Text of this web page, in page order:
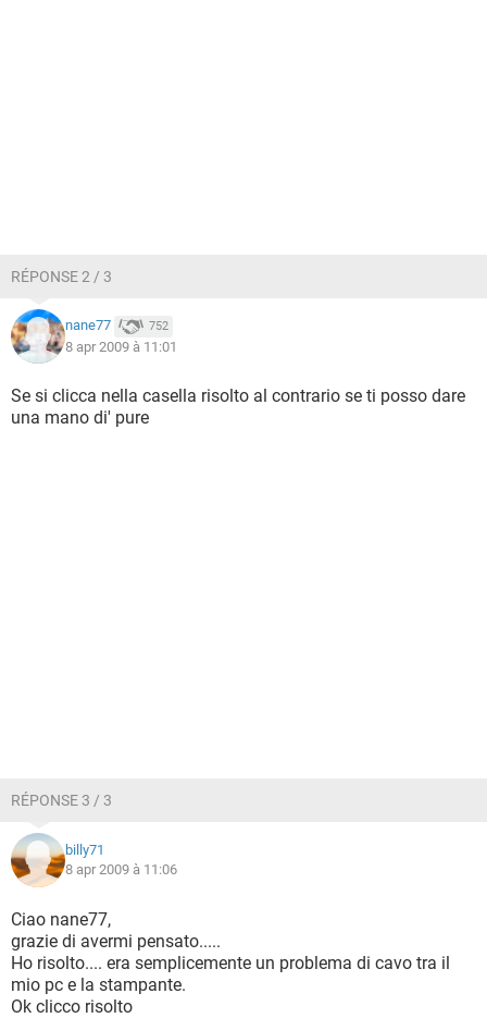
RÉPONSE 2 / 3
nane77 752
8 apr 2009 à 11:01
Se si clicca nella casella risolto al contrario se ti posso dare
una mano di' pure
RÉPONSE 3 / 3
billy71
8 apr 2009 à 11:06
Ciao nane77,
grazie di avermi pensato.....
Ho risolto.... era semplicemente un problema di cavo tra il
mio pc e la stampante.
Ok clicco risolto